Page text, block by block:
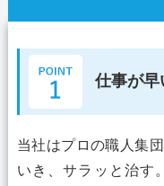
仕事が早
当社はプロの職人集
いき、サラッと治す